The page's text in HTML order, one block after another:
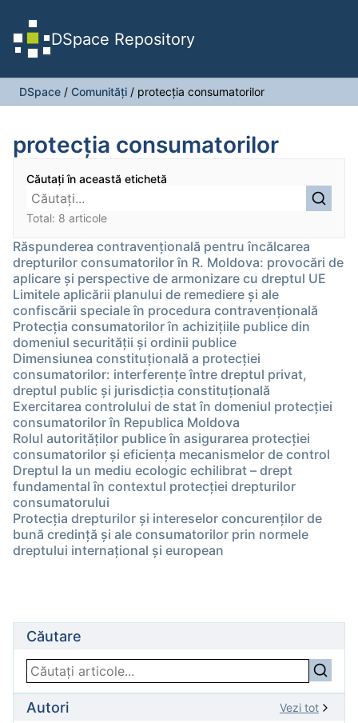
DSpace Repository
DSpace / Comunități / protecția consumatorilor
protecția consumatorilor
Căutați în această etichetă
Total: 8 articole
Răspunderea contravențională pentru încălcarea
drepturilor consumatorilor în R. Moldova: provocări de
aplicare și perspective de armonizare cu dreptul UE
Limitele aplicării planului de remediere și ale
confiscării speciale în procedura contravențională
Protecția consumatorilor în achizițiile publice din
domeniul securității și ordinii publice
Dimensiunea constituțională a protecției
consumatorilor: interferențe între dreptul privat,
dreptul public și jurisdicția constituțională
Exercitarea controlului de stat în domeniul protecției
consumatorilor în Republica Moldova
Rolul autorităților publice în asigurarea protecției
consumatorilor și eficiența mecanismelor de control
Dreptul la un mediu ecologic echilibrat – drept
fundamental în contextul protecției drepturilor
consumatorului
Protecția drepturilor și intereselor concurenților de
bună credință și ale consumatorilor prin normele
dreptului internațional și european
Căutare
Autori Vezi tot